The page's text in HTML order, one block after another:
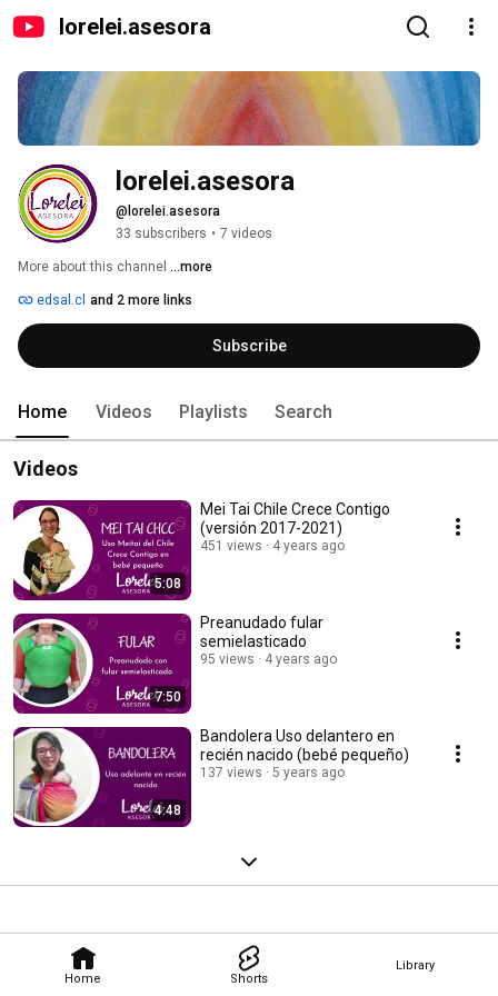
lorelei.asesora
Home Shorts
Library
lorelei.asesora
@lorelei.asesora
33 subscribers • 7 videos
More about this channel ...more
edsal.cl and 2 more links
Subscribe
Home Videos Playlists Search
Videos
5:08
Mei Tai Chile Crece Contigo
(versión 2017-2021)
451 views 4 years ago
7:50
Preanudado fular
semielasticado
95 views 4 years ago
4:48
Bandolera Uso delantero en
recién nacido (bebé pequeño)
137 views 5 years ago